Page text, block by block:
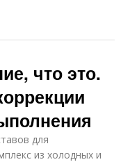
что это.
для
из холодных и